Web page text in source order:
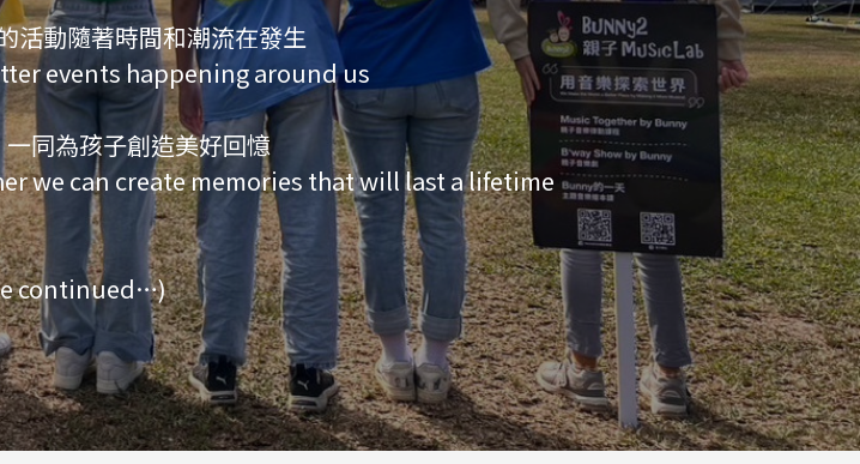
活動隨著時間和潮流在發生
events happening around us
同為孩子創造美好回憶
we can create memories that will last a lifetime
continued…)